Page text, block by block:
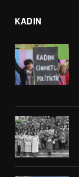
KADIN